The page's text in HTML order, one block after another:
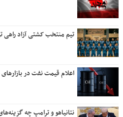
تیم منتخب کشتی آزاد راهی
اعلام قیمت نفت در
نتانیاهو و ترامپ چه